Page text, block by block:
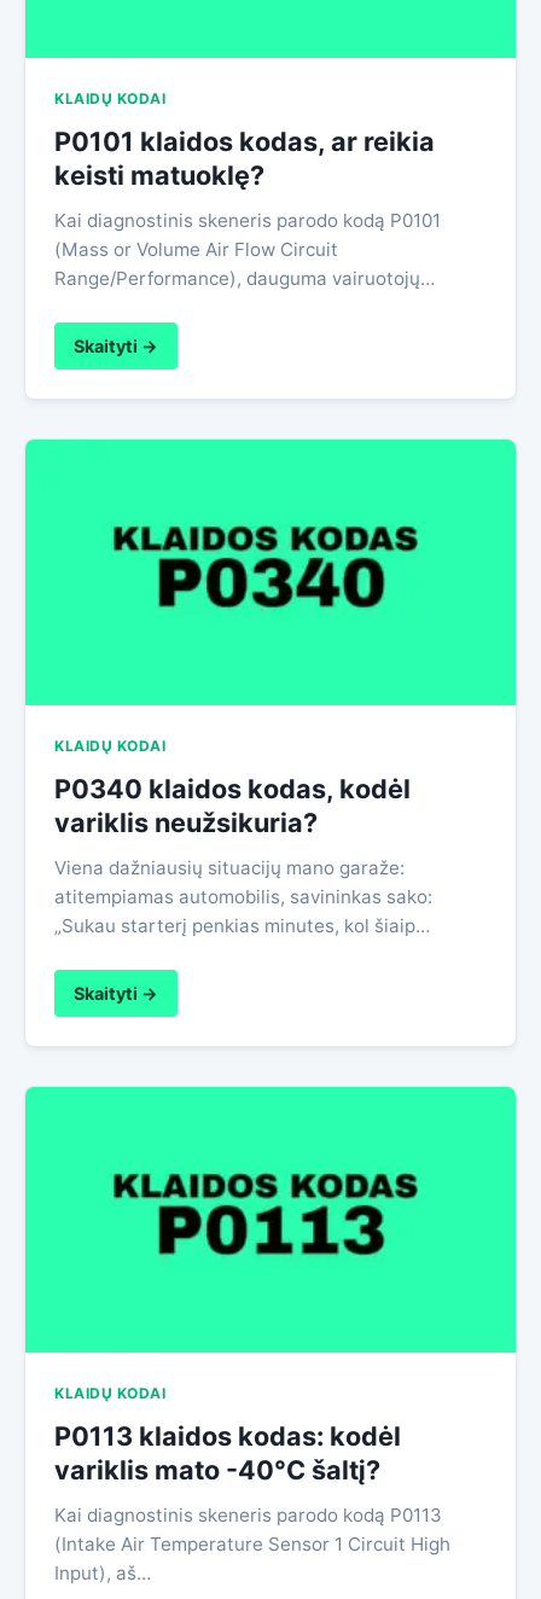
KLAIDŲ KODAI
P0101 klaidos kodas, ar reikia
keisti matuoklę?
Kai diagnostinis skeneris parodo kodą P0101
(Mass or Volume Air Flow Circuit
Range/Performance), dauguma vairuotojų…
Skaityti →
KLAIDŲ KODAI
P0340 klaidos kodas, kodėl
variklis neužsikuria?
Viena dažniausių situacijų mano garaže:
atitempiamas automobilis, savininkas sako:
„Sukau starterį penkias minutes, kol šiaip…
Skaityti →
KLAIDŲ KODAI
P0113 klaidos kodas: kodėl
variklis mato -40°C šaltį?
Kai diagnostinis skeneris parodo kodą P0113
(Intake Air Temperature Sensor 1 Circuit High
Input), aš…